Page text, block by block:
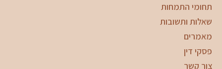
תחומי התמחות
שאלות ותשובות
מאמרים
פסקי דין
צור קשר